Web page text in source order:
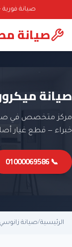
صيانة فورية —
صيانة
صيانة
مركز متخصص في
خبراء — قطع غيار أصلية
📞 01000069586
الرئيسية/صيانة زانوسي